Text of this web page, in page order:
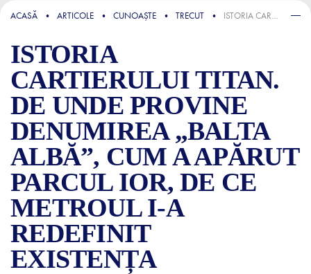
FOCUS
ACASĂ ARTICOLE CUNOAȘTE TRECUT ISTORIA CARTIERULUI TITAN. DE UNDE PROVINE DENUMIREA „BALTA ALBĂ”, CUM A APĂRUT PARCUL IOR, DE CE METROUL I-A REDEFINIT EXISTENȚA
ISTORIA
CARTIERULUI TITAN.
DE UNDE PROVINE
DENUMIREA „BALTA
ALBĂ”, CUM A APĂRUT
PARCUL IOR, DE CE
METROUL I-A
REDEFINIT
EXISTENȚA